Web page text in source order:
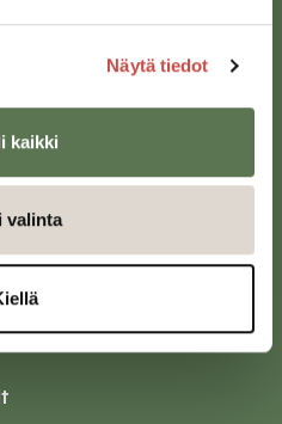
Näytä tiedot
kaikki
valinta